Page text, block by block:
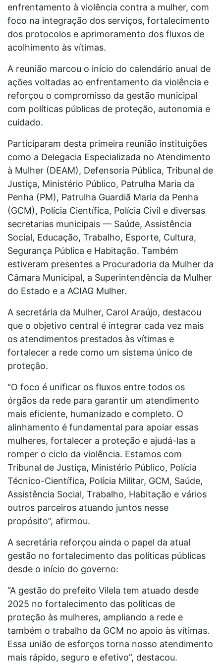
enfrentamento à violência contra a mulher, com
foco na integração dos serviços, fortalecimento
dos protocolos e aprimoramento dos fluxos de
acolhimento às vítimas.
A reunião marcou o início do calendário anual de
ações voltadas ao enfrentamento da violência e
reforçou o compromisso da gestão municipal
com políticas públicas de proteção, autonomia e
cuidado.
Participaram desta primeira reunião instituições
como a Delegacia Especializada no Atendimento
à Mulher (DEAM), Defensoria Pública, Tribunal de
Justiça, Ministério Público, Patrulha Maria da
Penha (PM), Patrulha Guardiã Maria da Penha
(GCM), Polícia Científica, Polícia Civil e diversas
secretarias municipais — Saúde, Assistência
Social, Educação, Trabalho, Esporte, Cultura,
Segurança Pública e Habitação. Também
estiveram presentes a Procuradoria da Mulher da
Câmara Municipal, a Superintendência da Mulher
do Estado e a ACIAG Mulher.
A secretária da Mulher, Carol Araújo, destacou
que o objetivo central é integrar cada vez mais
os atendimentos prestados às vítimas e
fortalecer a rede como um sistema único de
proteção.
“O foco é unificar os fluxos entre todos os
órgãos da rede para garantir um atendimento
mais eficiente, humanizado e completo. O
alinhamento é fundamental para apoiar essas
mulheres, fortalecer a proteção e ajudá-las a
romper o ciclo da violência. Estamos com
Tribunal de Justiça, Ministério Público, Polícia
Técnico-Científica, Polícia Militar, GCM, Saúde,
Assistência Social, Trabalho, Habitação e vários
outros parceiros atuando juntos nesse
propósito”, afirmou.
A secretária reforçou ainda o papel da atual
gestão no fortalecimento das políticas públicas
desde o início do governo:
“A gestão do prefeito Vilela tem atuado desde
2025 no fortalecimento das políticas de
proteção às mulheres, ampliando a rede e
também o trabalho da GCM no apoio às vítimas.
Essa união de esforços torna nosso atendimento
mais rápido, seguro e efetivo”, destacou.